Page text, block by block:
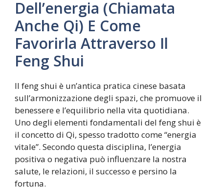
Dell’energia (Chiamata
Anche Qi) E Come
Favorirla Attraverso Il
Feng Shui
Il feng shui è un’antica pratica cinese basata
sull’armonizzazione degli spazi, che promuove il
benessere e l’equilibrio nella vita quotidiana.
Uno degli elementi fondamentali del feng shui è
il concetto di Qi, spesso tradotto come “energia
vitale”. Secondo questa disciplina, l’energia
positiva o negativa può influenzare la nostra
salute, le relazioni, il successo e persino la
fortuna.